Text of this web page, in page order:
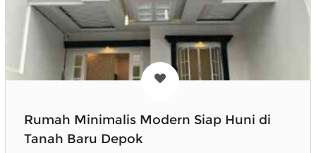
Rumah Minimalis Modern Siap Huni di
Tanah Baru Depok